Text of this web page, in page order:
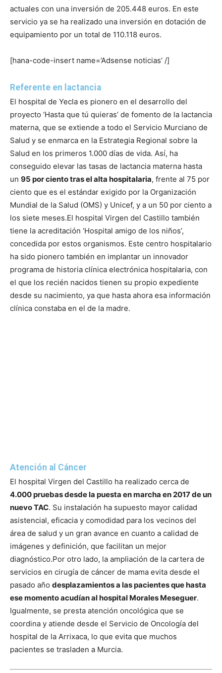
actuales con una inversión de 205.448 euros. En este
servicio ya se ha realizado una inversión en dotación de
equipamiento por un total de 110.118 euros.
[hana-code-insert name=’Adsense noticias’ /]
Referente en lactancia
El hospital de Yecla es pionero en el desarrollo del
proyecto ‘Hasta que tú quieras’ de fomento de la lactancia
materna, que se extiende a todo el Servicio Murciano de
Salud y se enmarca en la Estrategia Regional sobre la
Salud en los primeros 1.000 días de vida. Así, ha
conseguido elevar las tasas de lactancia materna hasta
un 95 por ciento tras el alta hospitalaria, frente al 75 por
ciento que es el estándar exigido por la Organización
Mundial de la Salud (OMS) y Unicef, y a un 50 por ciento a
los siete meses.El hospital Virgen del Castillo también
tiene la acreditación ‘Hospital amigo de los niños’,
concedida por estos organismos. Este centro hospitalario
ha sido pionero también en implantar un innovador
programa de historia clínica electrónica hospitalaria, con
el que los recién nacidos tienen su propio expediente
desde su nacimiento, ya que hasta ahora esa información
clínica constaba en el de la madre.
Atención al Cáncer
El hospital Virgen del Castillo ha realizado cerca de
4.000 pruebas desde la puesta en marcha en 2017 de un
nuevo TAC. Su instalación ha supuesto mayor calidad
asistencial, eficacia y comodidad para los vecinos del
área de salud y un gran avance en cuanto a calidad de
imágenes y definición, que facilitan un mejor
diagnóstico.Por otro lado, la ampliación de la cartera de
servicios en cirugía de cáncer de mama evita desde el
pasado año desplazamientos a las pacientes que hasta
ese momento acudían al hospital Morales Meseguer.
Igualmente, se presta atención oncológica que se
coordina y atiende desde el Servicio de Oncología del
hospital de la Arrixaca, lo que evita que muchos
pacientes se trasladen a Murcia.